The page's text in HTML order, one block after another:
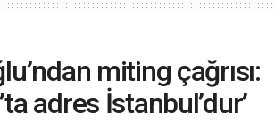
miting çağrısı:
adres İstanbul’dur’